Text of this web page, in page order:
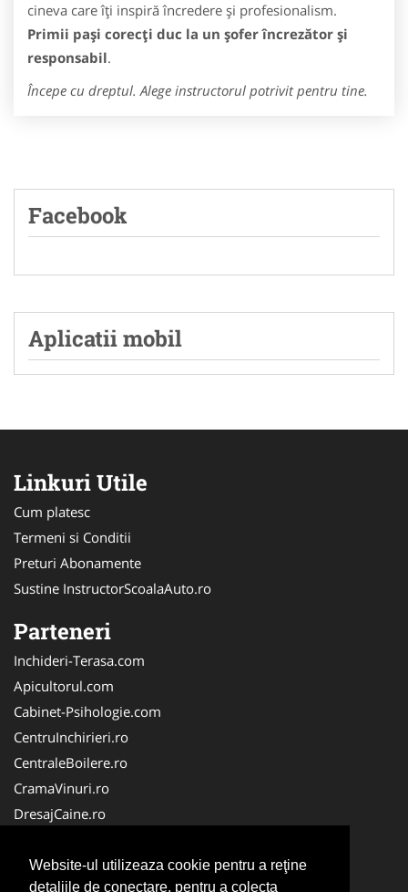
Website-ul utilizeaza cookie pentru a reţine
detaliile de conectare, pentru a colecta
cineva care îți inspiră încredere și profesionalism.
Primii pași corecți duc la un șofer încrezător și
responsabil.
Începe cu dreptul. Alege instructorul potrivit pentru tine.
Facebook
Aplicatii mobil
Linkuri Utile
Cum platesc
Termeni si Conditii
Preturi Abonamente
Sustine InstructorScoalaAuto.ro
Parteneri
Inchideri-Terasa.com
Apicultorul.com
Cabinet-Psihologie.com
CentruInchirieri.ro
CentraleBoilere.ro
CramaVinuri.ro
DresajCaine.ro
Birouri-Cadastru.ro